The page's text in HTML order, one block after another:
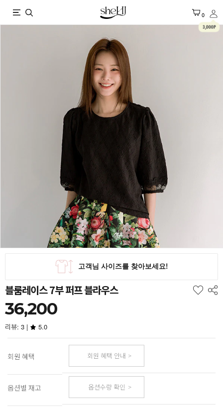
X 0
3,000P
블룸레이스 7부 퍼프 블라우스
36,200
리뷰: 3 | 5.0
회원 혜택 회원 혜택 안내
옵션별 재고 옵션수량 확인